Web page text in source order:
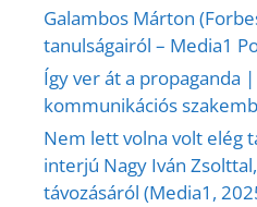
Galambos Márton
tanulságairól – Media1
Így ver át a propaganda
kommunikációs
Nem lett volna volt elég
interjú Nagy Iván
távozásáról (Media1,